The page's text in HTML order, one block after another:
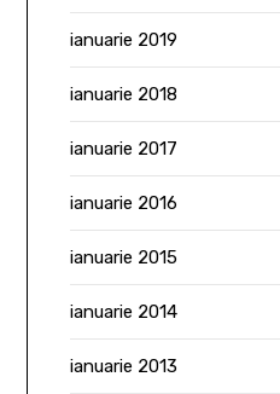
ianuarie 2019
ianuarie 2018
ianuarie 2017
ianuarie 2016
ianuarie 2015
ianuarie 2014
ianuarie 2013